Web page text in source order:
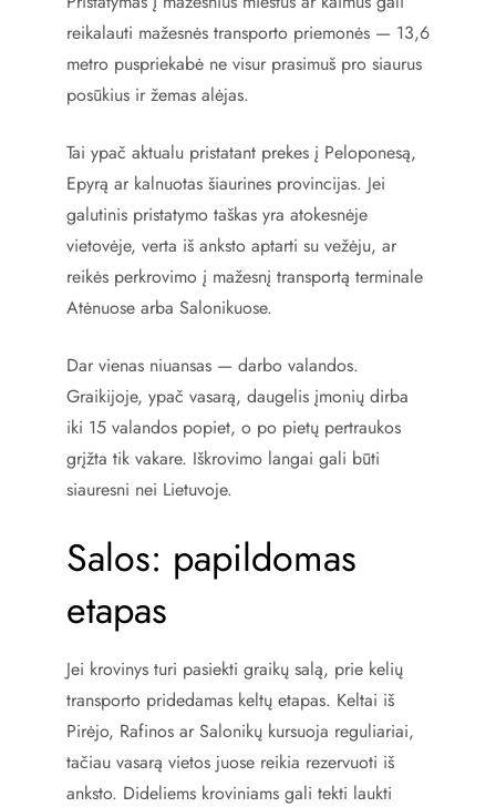
reikalauti mažesnės transporto priemonės — 13,6
metro puspriekabė ne visur prasimuš pro siaurus
posūkius ir žemas alėjas.
Tai ypač aktualu pristatant prekes į Peloponesą,
Epyrą ar kalnuotas šiaurines provincijas. Jei
galutinis pristatymo taškas yra atokesnėje
vietovėje, verta iš anksto aptarti su vežėju, ar
reikės perkrovimo į mažesnį transportą terminale
Atėnuose arba Salonikuose.
Dar vienas niuansas — darbo valandos.
Graikijoje, ypač vasarą, daugelis įmonių dirba
iki 15 valandos popiet, o po pietų pertraukos
grįžta tik vakare. Iškrovimo langai gali būti
siauresni nei Lietuvoje.
Salos: papildomas
etapas
Jei krovinys turi pasiekti graikų salą, prie kelių
transporto pridedamas keltų etapas. Keltai iš
Pirėjo, Rafinos ar Salonikų kursuoja reguliariai,
tačiau vasarą vietos juose reikia rezervuoti iš
anksto. Dideliems kroviniams gali tekti laukti